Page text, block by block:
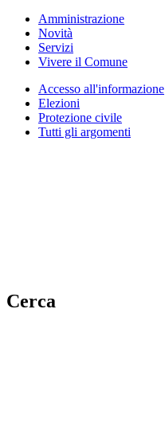
Amministrazione
Novità
Servizi
Vivere il Comune
Accesso all'informazione
Elezioni
Protezione civile
Tutti gli argomenti
Cerca